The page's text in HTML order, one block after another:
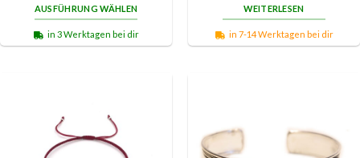
AUSFÜHRUNG WÄHLEN
in 3 Werktagen bei dir
WEITERLESEN
in 7-14 Werktagen bei dir